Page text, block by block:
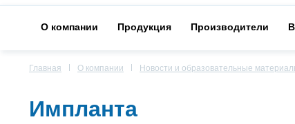
О компании Продукция Производители
Главная О компании Новости и образовательные
Импланта